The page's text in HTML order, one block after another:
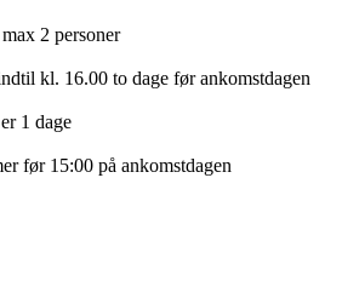
2 personer
kl. 16.00 to dage før ankomstdagen
1 dage
før 15:00 på ankomstdagen